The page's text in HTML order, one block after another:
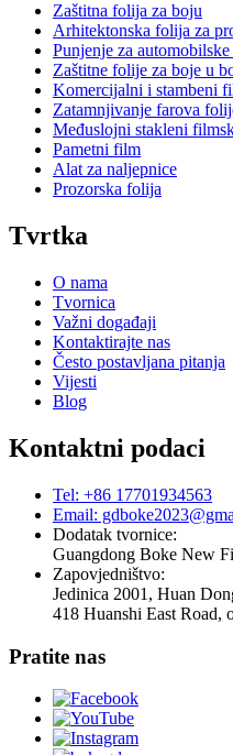
Zaštitna folija za boju
Arhitektonska folija za
Punjenje za
Zaštitne folije za boje u
Komercijalni i stambeni
Zatamnjivanje farova
Međuslojni stakleni
Pametni film
Alat za naljepnice
Prozorska folija
Tvrtka
O nama
Tvornica
Važni događaji
Kontaktirajte nas
Često postavljana pitanja
Vijesti
Blog
Kontaktni podaci
Tel: +86 17701934563
Email:
Dodatak tvornice:
Guangdong Boke New
Zapovjedništvo:
Jedinica 2001, Huan
418 Huanshi East Road,
Pratite nas